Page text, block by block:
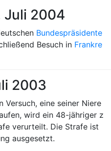
Juli 2004
Bundespräsidente
Besuch in Frankre
2003
Versuch, eine seiner Niere
wird ein 48-jähriger z
verurteilt. Die Strafe ist
ausgesetzt.